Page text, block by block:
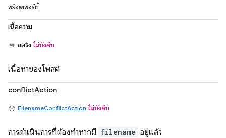
พร็อพเพอร์ตี้
เนื้อความ
สตริง ไม่บังคับ
เนื้อหาของโพสต์
conflictAction
FilenameConflictAction ไม่บังคับ
การดำเนินการที่ต้องทำหากมี filename อยู่แล้ว